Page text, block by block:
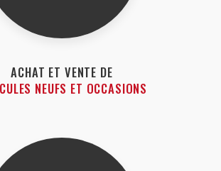
ACHAT ET VENTE DE
NEUFS ET OCCASIONS